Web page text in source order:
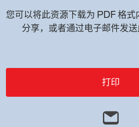
您可以将此资源下载为 PDF 格式
分享，或者通过电子邮件发送
打印